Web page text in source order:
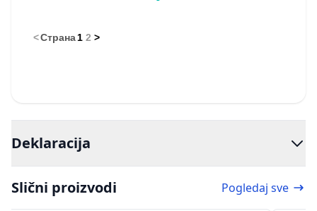
<Страна1 2 >
Deklaracija
Slični proizvodi Pogledaj sve